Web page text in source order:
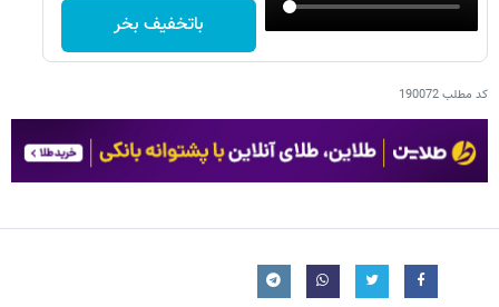
باتخفیف بخر
کد مطلب190072